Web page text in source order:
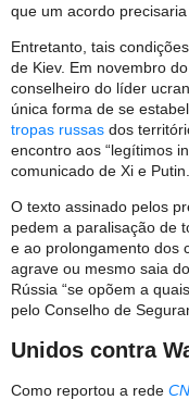
que um acordo
Entretanto, tais
de Kiev. Em novembro
conselheiro do líder
única forma de se
tropas russas dos
encontro aos “legítimos
comunicado de Xi e Putin.
O texto assinado pelos
pedem a paralisação de
e ao prolongamento dos
agrave ou mesmo saia
Rússia “se opõem a
pelo Conselho de
Unidos contra
Como reportou a rede